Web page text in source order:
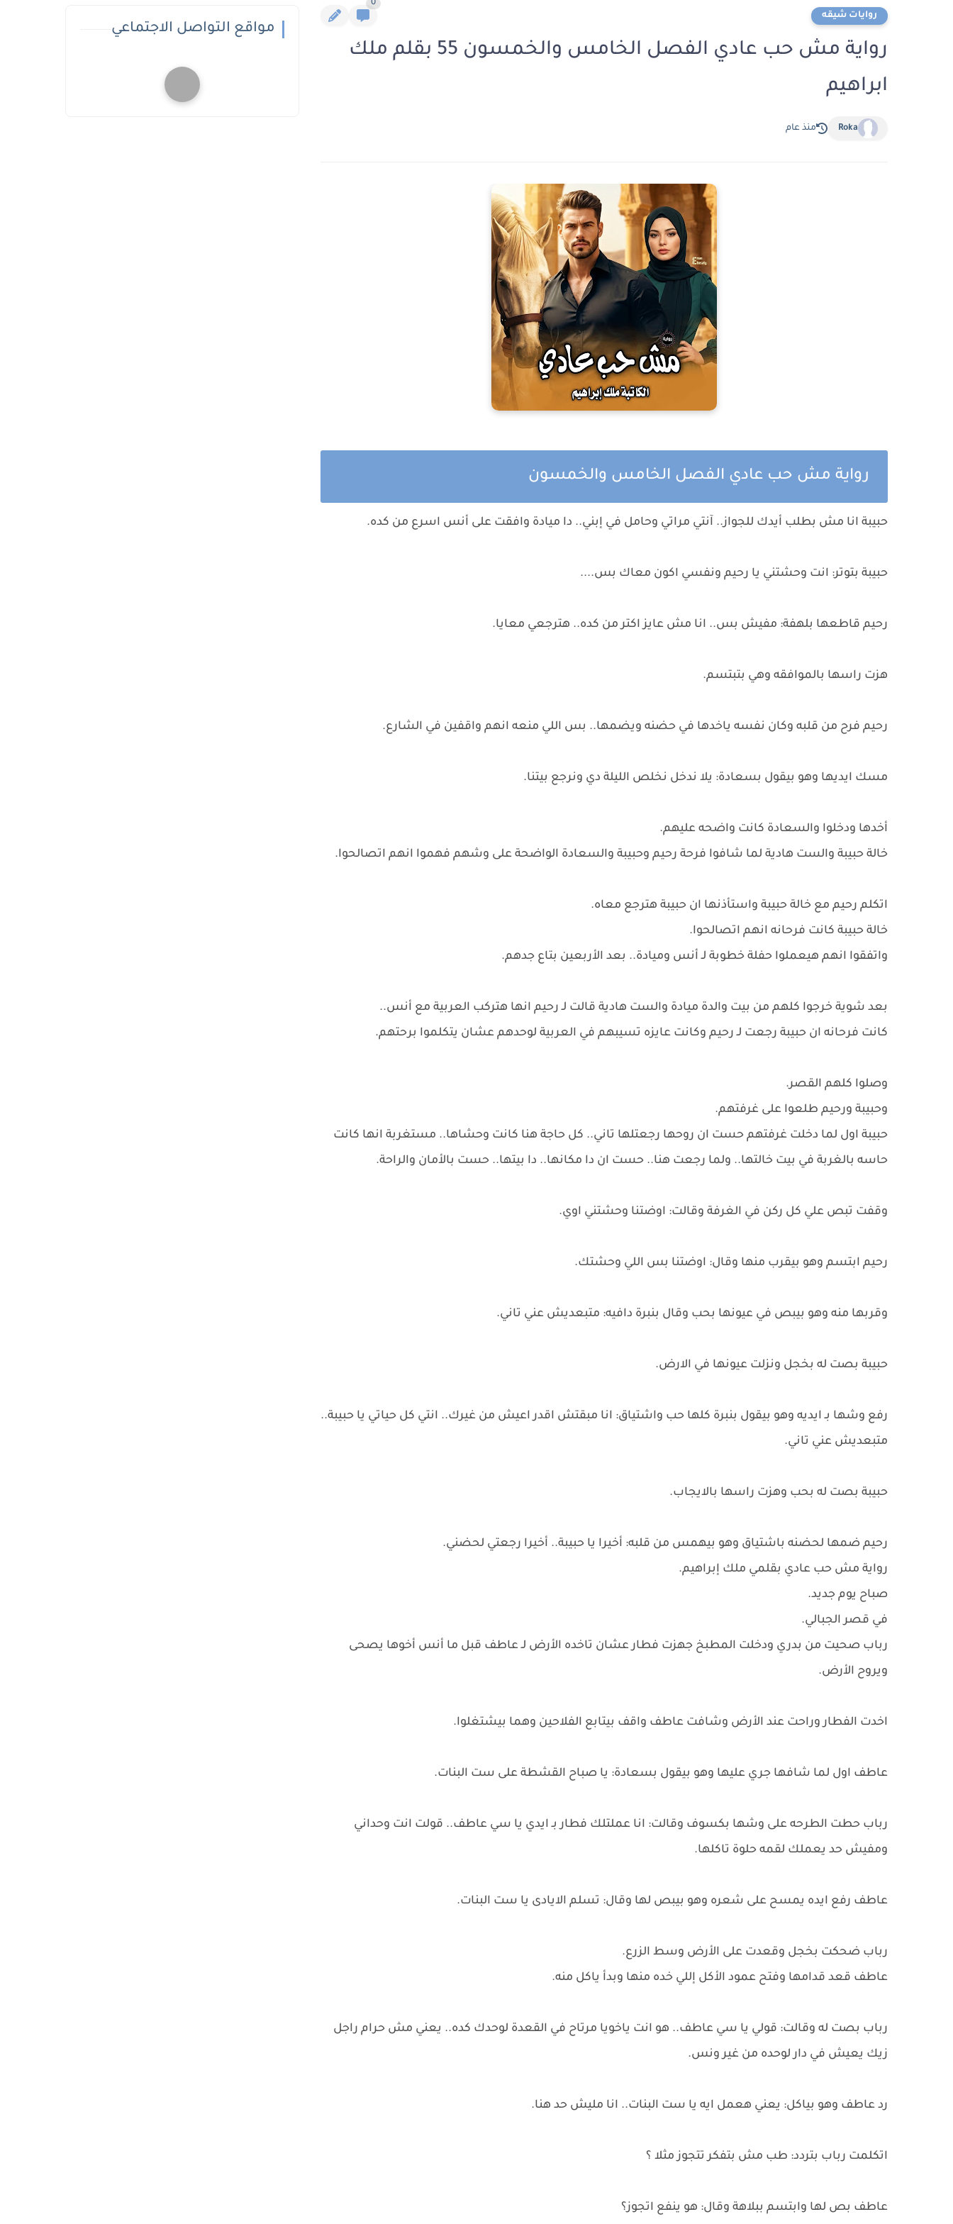
روايات شيقه
0
رواية مش حب عادي الفصل الخامس والخمسون 55 بقلم ملك
ابراهيم
Roka منذ عام
رواية مش حب عادي الفصل الخامس والخمسون
حبيبة انا مش بطلب أيدك للجواز.. آنتي مراتي وحامل في إبني.. دا ميادة وافقت على أنس اسرع من كده.
حبيبة بتوتر: انت وحشتني يا رحيم ونفسي اكون معاك بس....
رحيم قاطعها بلهفة: مفيش بس.. انا مش عايز اكتر من كده.. هترجعي معايا.
هزت راسها بالموافقه وهي بتبتسم.
رحيم فرح من قلبه وكان نفسه ياخدها في حضنه ويضمها.. بس اللي منعه انهم واقفين في الشارع.
مسك ايديها وهو بيقول بسعادة: يلا ندخل نخلص الليلة دي ونرجع بيتنا.
أخدها ودخلوا والسعادة كانت واضحه عليهم.
خالة حبيبة والست هادية لما شافوا فرحة رحيم وحبيبة والسعادة الواضحة على وشهم فهموا انهم اتصالحوا.
اتكلم رحيم مع خالة حبيبة واستأذنها ان حبيبة هترجع معاه.
خالة حبيبة كانت فرحانه انهم اتصالحوا.
واتفقوا انهم هيعملوا حفلة خطوبة لـ أنس وميادة.. بعد الأربعين بتاع جدهم.
بعد شوية خرجوا كلهم من بيت والدة ميادة والست هادية قالت لـ رحيم انها هتركب العربية مع أنس..
كانت فرحانه ان حبيبة رجعت لـ رحيم وكانت عايزه تسيبهم في العربية لوحدهم عشان يتكلموا برحتهم.
وصلوا كلهم القصر.
وحبيبة ورحيم طلعوا على غرفتهم.
حبيبة اول لما دخلت غرفتهم حست ان روحها رجعتلها تاني.. كل حاجة هنا كانت وحشاها.. مستغربة انها كانت
حاسه بالغربة في بيت خالتها.. ولما رجعت هنا.. حست ان دا مكانها.. دا بيتها.. حست بالأمان والراحة.
وقفت تبص علي كل ركن في الغرفة وقالت: اوضتنا وحشتني اوي.
رحيم ابتسم وهو بيقرب منها وقال: اوضتنا بس اللي وحشتك.
وقربها منه وهو بيبص في عيونها بحب وقال بنبرة دافيه: متبعديش عني تاني.
حبيبة بصت له بخجل ونزلت عيونها في الارض.
رفع وشها بـ ايديه وهو بيقول بنبرة كلها حب واشتياق: انا مبقتش اقدر اعيش من غيرك.. انتي كل حياتي يا حبيبة..
متبعديش عني تاني.
حبيبة بصت له بحب وهزت راسها بالايجاب.
رحيم ضمها لحضنه باشتياق وهو بيهمس من قلبه: أخيرا يا حبيبة.. أخيرا رجعتي لحضني.
رواية مش حب عادي بقلمي ملك إبراهيم.
صباح يوم جديد.
في قصر الجبالي.
رباب صحيت من بدري ودخلت المطبخ جهزت فطار عشان تاخده الأرض لـ عاطف قبل ما أنس أخوها يصحى
ويروح الأرض.
اخدت الفطار وراحت عند الأرض وشافت عاطف واقف بيتابع الفلاحين وهما بيشتغلوا.
عاطف اول لما شافها جري عليها وهو بيقول بسعادة: يا صباح القشطة على ست البنات.
رباب حطت الطرحه على وشها بكسوف وقالت: انا عملتلك فطار بـ ايدي يا سي عاطف.. قولت انت وحداني
ومفيش حد يعملك لقمه حلوة تاكلها.
عاطف رفع ايده يمسح على شعره وهو بيبص لها وقال: تسلم الايادى يا ست البنات.
رباب ضحكت بخجل وقعدت على الأرض وسط الزرع.
عاطف قعد قدامها وفتح عمود الأكل إللي خده منها وبدأ ياكل منه.
رباب بصت له وقالت: قولي يا سي عاطف.. هو انت ياخويا مرتاح في القعدة لوحدك كده.. يعني مش حرام راجل
زيك يعيش في دار لوحده من غير ونس.
رد عاطف وهو بياكل: يعني هعمل ايه يا ست البنات.. انا مليش حد هنا.
اتكلمت رباب بتردد: طب مش بتفكر تتجوز مثلا ؟
عاطف بص لها وابتسم ببلاهة وقال: هو ينفع اتجوز؟
مواقع التواصل الاجتماعي